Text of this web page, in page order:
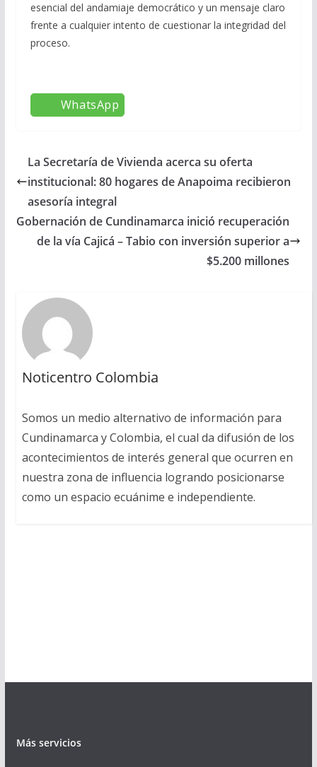
esencial del andamiaje democrático y un mensaje claro
frente a cualquier intento de cuestionar la integridad del
proceso.
WhatsApp
La Secretaría de Vivienda acerca su oferta
institucional: 80 hogares de Anapoima recibieron
asesoría integral
Gobernación de Cundinamarca inició recuperación
de la vía Cajicá – Tabio con inversión superior a
$5.200 millones
Noticentro Colombia
Somos un medio alternativo de información para
Cundinamarca y Colombia, el cual da difusión de los
acontecimientos de interés general que ocurren en
nuestra zona de influencia logrando posicionarse
como un espacio ecuánime e independiente.
Más servicios